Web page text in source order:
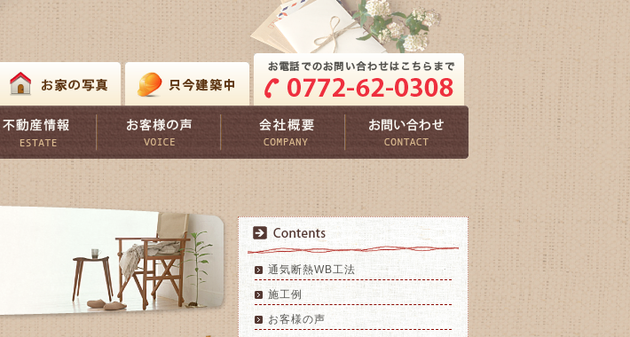
通気断熱WB工法
施工例
お客様の声